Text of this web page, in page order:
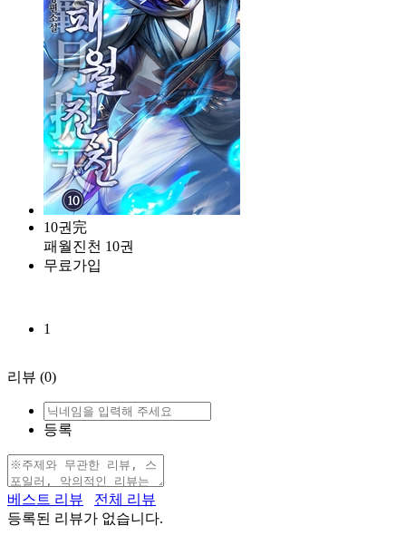
10권完
패월진천 10권
무료가입
1
리뷰 (0)
등록
베스트 리뷰
전체 리뷰
등록된 리뷰가 없습니다.